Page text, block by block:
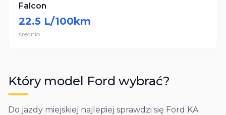
Falcon
22.5 L/100km
średnio
Który model Ford wybrać?
Do jazdy miejskiej najlepiej sprawdzi się Ford KA